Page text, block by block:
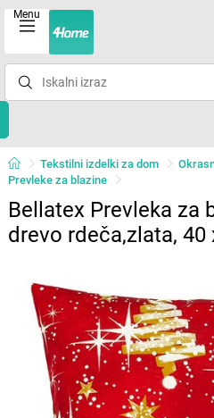
Menu
Tekstilni izdelki za dom
Prevleke za blazine
Bellatex Prevleka za
drevo rdeča,zlata, 40